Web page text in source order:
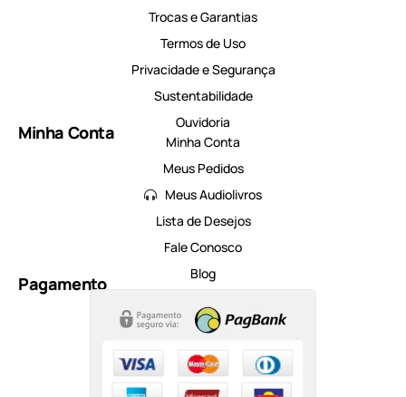
Trocas e Garantias
Termos de Uso
Privacidade e Segurança
Sustentabilidade
Ouvidoria
Minha Conta
Minha Conta
Meus Pedidos
Meus Audiolivros
Lista de Desejos
Fale Conosco
Blog
Pagamento